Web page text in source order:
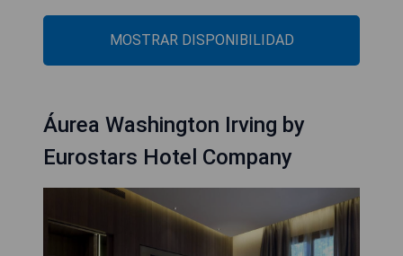
MOSTRAR DISPONIBILIDAD
Áurea Washington Irving by
Eurostars Hotel Company